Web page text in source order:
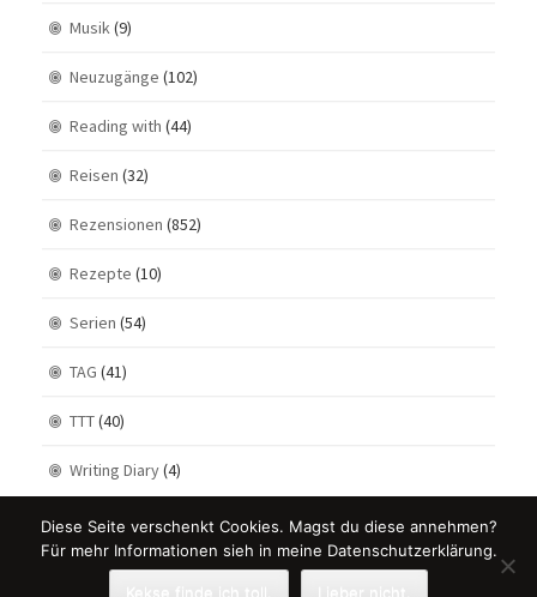
Musik(9)
Neuzugänge (102)
Reading with (44)
Reisen (32)
Rezensionen (852)
Rezepte (10)
Serien (54)
TAG (41)
TTT(40)
Writing Diary(4)
Diese Seite verschenkt Cookies. Magst du diese annehmen?
Für mehr Informationen sieh in meine Datenschutzerklärung.